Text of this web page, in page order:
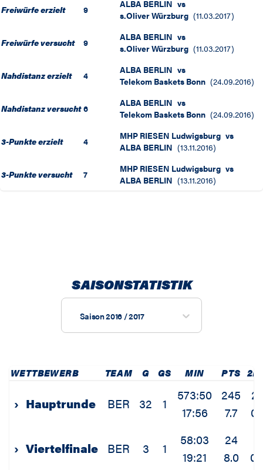
Freiwürfe erzielt 9 ALBA BERLIN vs
s.Oliver Würzburg (11.03.2017)
Freiwürfe versucht 9 ALBA BERLIN vs
s.Oliver Würzburg (11.03.2017)
Nahdistanz erzielt 4 ALBA BERLIN vs
Telekom Baskets Bonn (24.09.2016)
Nahdistanz versucht 6 ALBA BERLIN vs
Telekom Baskets Bonn (24.09.2016)
3-Punkte erzielt 4 MHP RIESEN Ludwigsburg vs
ALBA BERLIN (13.11.2016)
3-Punkte versucht 7 MHP RIESEN Ludwigsburg vs
ALBA BERLIN (13.11.2016)
SAISONSTATISTIK
Saison 2016 / 2017
WETTBEWERB TEAM G GS MIN PTS
› Hauptrunde BER 32 1
573:50
17:56
245
7.7
› Viertelfinale BER 3 1
58:03
19:21
24
8.0